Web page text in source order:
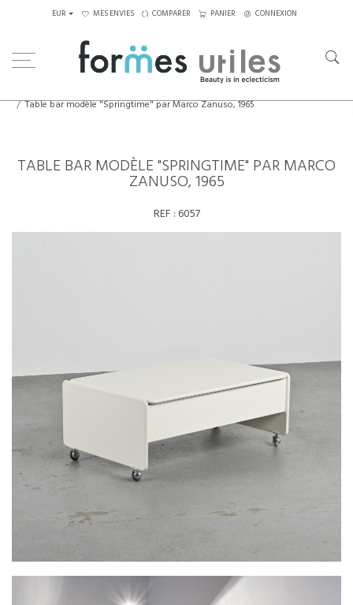
EUR MES ENVIES COMPARER PANIER CONNEXION
Table bar modèle "Springtime" par Marco Zanuso, 1965
TABLE BAR MODÈLE "SPRINGTIME" PAR MARCO
ZANUSO, 1965
REF : 6057